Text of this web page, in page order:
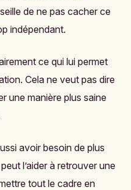
de ne pas cacher ce
indépendant.
ce qui lui permet
Cela ne veut pas dire
une manière plus saine
avoir besoin de plus
l’aider à retrouver une
tout le cadre en